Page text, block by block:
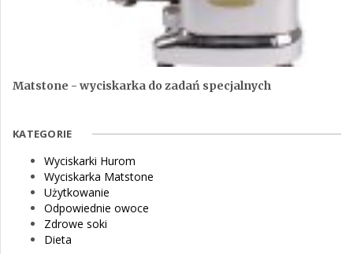
Matstone - wyciskarka do zadań specjalnych
KATEGORIE
Wyciskarki Hurom
Wyciskarka Matstone
Użytkowanie
Odpowiednie owoce
Zdrowe soki
Dieta